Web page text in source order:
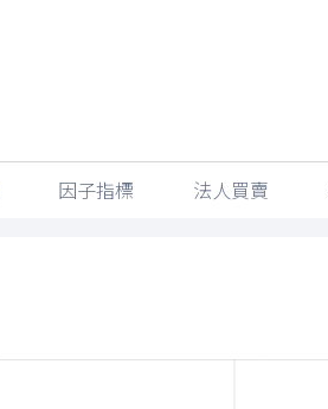
因子指標 法人買賣